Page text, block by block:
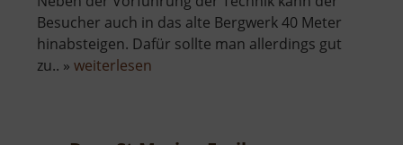
Besucher auch in das alte Bergwerk 40 Meter
hinabsteigen. Dafür sollte man allerdings gut
zu.. » weiterlesen